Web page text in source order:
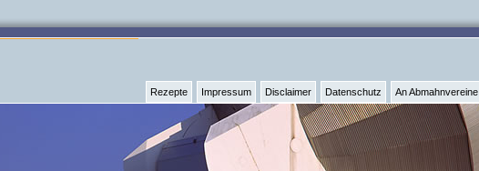
Rezepte Impressum Disclaimer Datenschutz An Abmahnvereine